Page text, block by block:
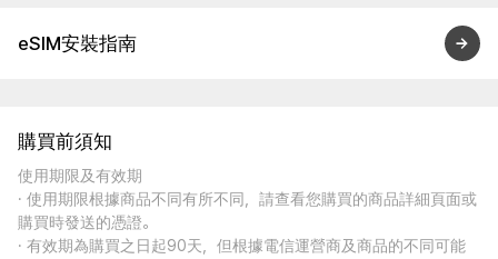
eSIM安裝指南
購買前須知
使用期限及有效期
· 使用期限根據商品不同有所不同，請查看您購買的商品詳細頁面或
購買時發送的憑證。
· 有效期為購買之日起90天，但根據電信運營商及商品的不同可能